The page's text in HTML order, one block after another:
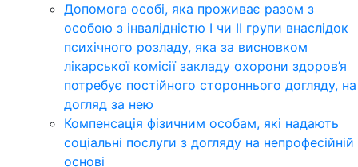
Допомога особі, яка проживає разом з
особою з інвалідністю І чи ІІ групи внаслідок
психічного розладу, яка за висновком
лікарської комісії закладу охорони здоров’я
потребує постійного стороннього догляду, на
догляд за нею
Компенсація фізичним особам, які надають
соціальні послуги з догляду на непрофесійній
основі